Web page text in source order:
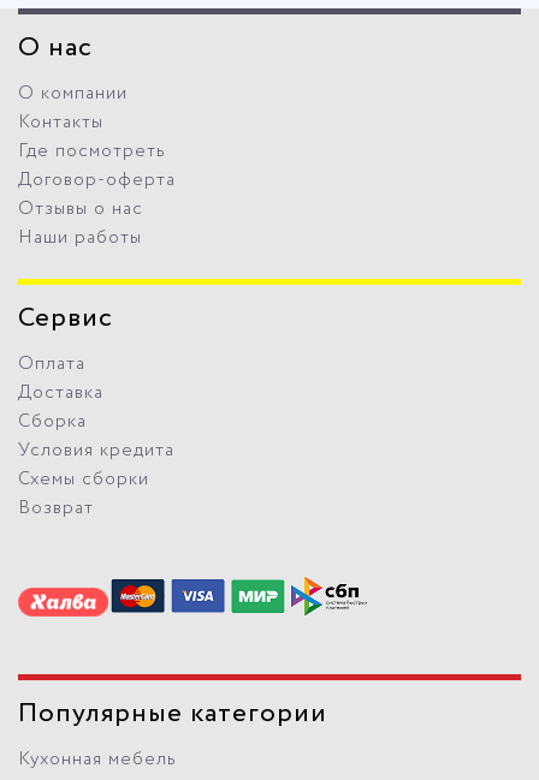
О нас
О компании
Контакты
Где посмотреть
Договор-оферта
Отзывы о нас
Наши работы
Сервис
Оплата
Доставка
Сборка
Условия кредита
Схемы сборки
Возврат
Популярные категории
Кухонная мебель